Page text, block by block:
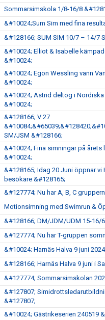
Sommarsimskola 1/8-16/8
&#10024;Sum Sim med fina
&#128166; SUM SIM 10/7 – 14/7
&#10024; Elliot & Isabelle
&#10024;
&#10024; Egon Wessling vann
&#10024;
&#10024; Astrid deltog i
&#10024;
&#128166; V 27
SM/JSM &#128166;
&#10024; Fina simningar på årets
&#10024;
&#128165; Idag 20 Juni öppnar vi
besökare &#128165;
&#127774; Nu har A, B, C
Motionsimning med Swimrun &
&#128166; DM/JDM/UDM 15-16/
&#127774; Nu har T-gruppen
&#10024; Harnäs Halva 9 juni
&#128166; Harnäs Halva 9 juni i
&#127774; Sommarsimskolan
&#127807;
&#127807;
&#10024; Gästrikeserien 240519